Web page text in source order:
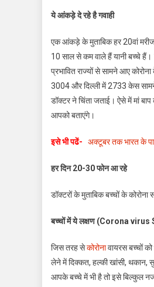
ये आंकड़े दे रहे है गवाही
एक आंकड़े के मुताबिक हर 20वां
10 साल से कम वाले हैं यानी बच्चे
प्रभावित राज्यों से सामने आए
3004 और दिल्ली में 2733 केस
डॉक्टर ने चिंता जताई। ऐसे में मां
आपको बताएंगे।
इसे भी पढें- अक्टूबर तक भारत के
हर दिन 20-30 फोन आ रहे
डॉक्टरों के मुताबिक बच्चों के
बच्चों में ये लक्षण (Corona
जिस तरह सेकोरोनावायरस बच्चों
लेने में दिक्कत, हल्की खांसी, थकान,
आपके बच्चे में भी है तो इसे बिल्कुल